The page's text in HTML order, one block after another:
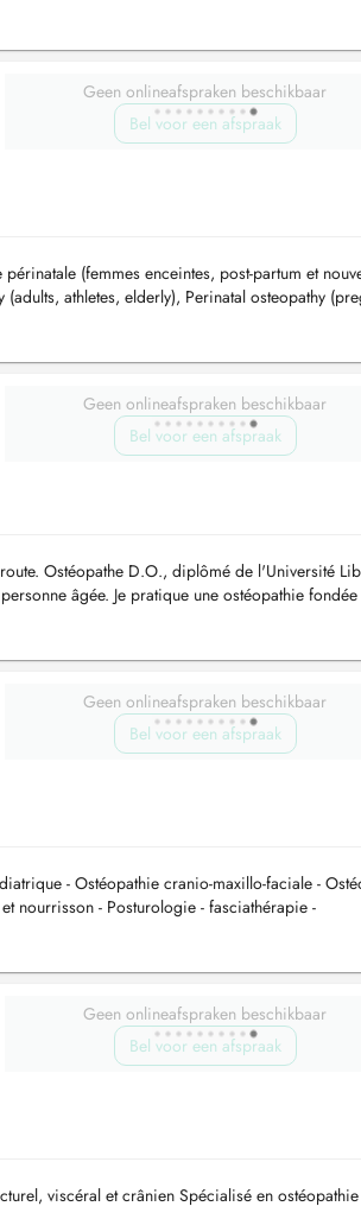
Geen onlineafspraken beschikbaar
Bel voor een afspraak
(femmes enceintes, post-partum et
athletes, elderly), Perinatal osteopathy
Geen onlineafspraken beschikbaar
Bel voor een afspraak
Ostéopathe D.O., diplômé de l'Université
âgée. Je pratique une ostéopathie
Geen onlineafspraken beschikbaar
Bel voor een afspraak
- Ostéopathie cranio-maxillo-faciale -
nourrisson - Posturologie - fasciathérapie -
Geen onlineafspraken beschikbaar
Bel voor een afspraak
viscéral et crânien Spécialisé en ostéopathie